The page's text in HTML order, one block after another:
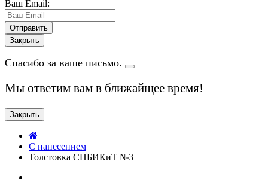
Ваш Email:
Закрыть
Спасибо за ваше письмо.
Мы ответим вам в ближайщее время!
Закрыть
C нанесением
Толстовка СПБИКиТ №3